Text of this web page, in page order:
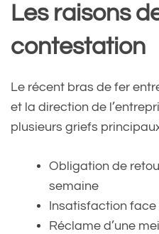
Les raisons
contestation
Le récent bras de fer
et la direction de
plusieurs griefs
Obligation de
semaine
Insatisfaction
Réclame d’une